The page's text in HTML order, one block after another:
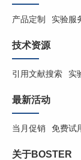
产品定制 实验服
技术资源
引用文献搜索 实
最新活动
当月促销 免费试
关于BOSTER